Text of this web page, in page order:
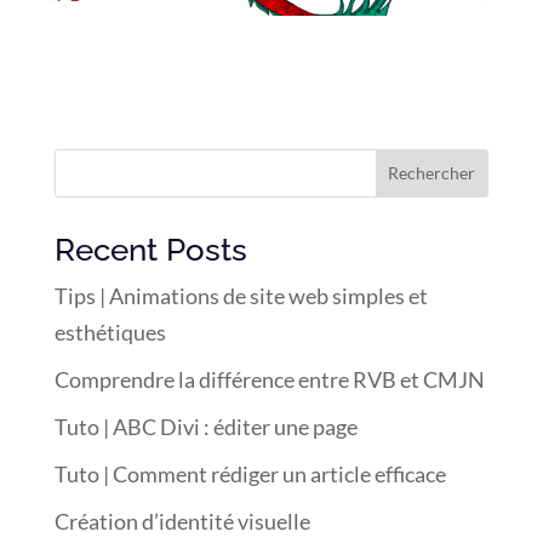
Rechercher
Recent Posts
Tips | Animations de site web simples et
esthétiques
Comprendre la différence entre RVB et CMJN
Tuto | ABC Divi : éditer une page
Tuto | Comment rédiger un article efficace
Création d’identité visuelle